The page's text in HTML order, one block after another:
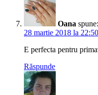
Oana spune:
28 martie 2018 la 22:50
E perfecta pentru
Răspunde